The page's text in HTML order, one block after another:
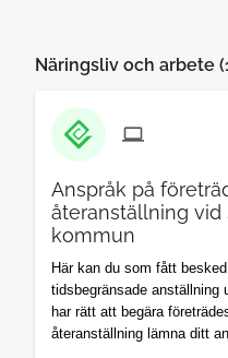
Näringsliv och arbete (
Anspråk på
återanställning vid
kommun
Här kan du som fått
tidsbegränsade anställning
har rätt att begära
återanställning lämna ditt